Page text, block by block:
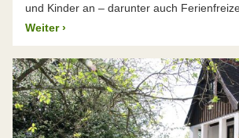
und Kinder an – darunter auch
Weiter ›